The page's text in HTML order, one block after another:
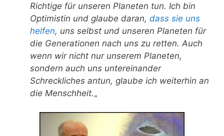
Richtige für unseren Planeten tun. Ich bin
Optimistin und glaube daran, dass sie uns
helfen, uns selbst und unseren Planeten für
die Generationen nach uns zu retten. Auch
wenn wir nicht nur unserem Planeten,
sondern auch uns untereinander
Schreckliches antun, glaube ich weiterhin an
die Menschheit.„